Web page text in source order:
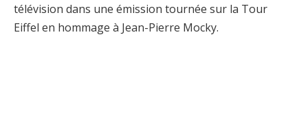
télévision dans une émission tournée sur la Tour
Eiffel en hommage à Jean-Pierre Mocky.